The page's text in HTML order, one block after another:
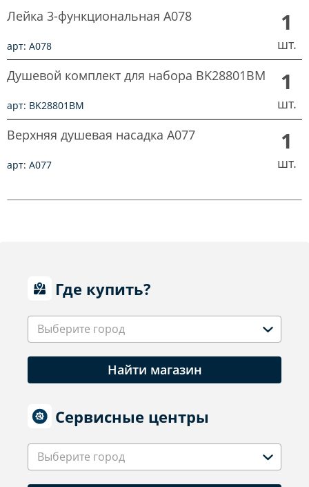
Лейка 3-функциональная A078
арт: A078
1
шт.
Душевой комплект для набора BK28801BM
арт: BK28801BM
1
шт.
Верхняя душевая насадка A077
арт: A077
1
шт.
Где купить?
Выберите город
Найти магазин
Сервисные центры
Выберите город